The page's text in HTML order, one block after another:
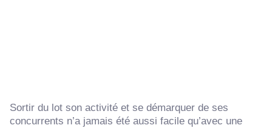
Sortir du lot son activité et se démarquer de ses
concurrents n’a jamais été aussi facile qu’avec une